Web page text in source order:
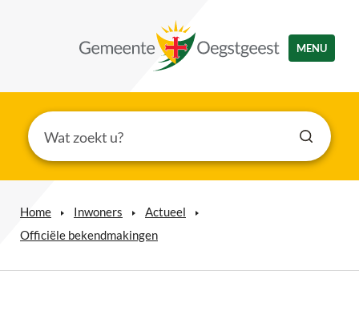
MENU
Home Inwoners
Actueel
Officiële bekendmakingen